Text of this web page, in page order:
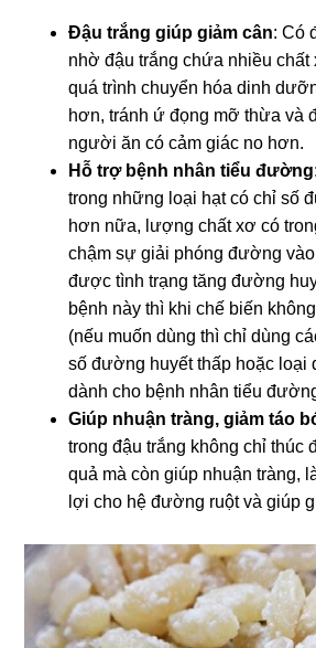
Đậu trắng giúp giảm cân: Có
nhờ đậu trắng chứa nhiều chất
quá trình chuyển hóa dinh
hơn, tránh ứ đọng mỡ thừa và
người ăn có cảm giác no hơn.
Hỗ trợ bệnh nhân tiểu đường
trong những loại hạt có chỉ số
hơn nữa, lượng chất xơ có
chậm sự giải phóng đường
được tình trạng tăng đường
bệnh này thì khi chế biến
(nếu muốn dùng thì chỉ dùng
số đường huyết thấp hoặc loại
dành cho bệnh nhân tiểu
Giúp nhuận tràng, giảm táo
trong đậu trắng không chỉ thúc
quả mà còn giúp nhuận tràng,
lợi cho hệ đường ruột và giúp